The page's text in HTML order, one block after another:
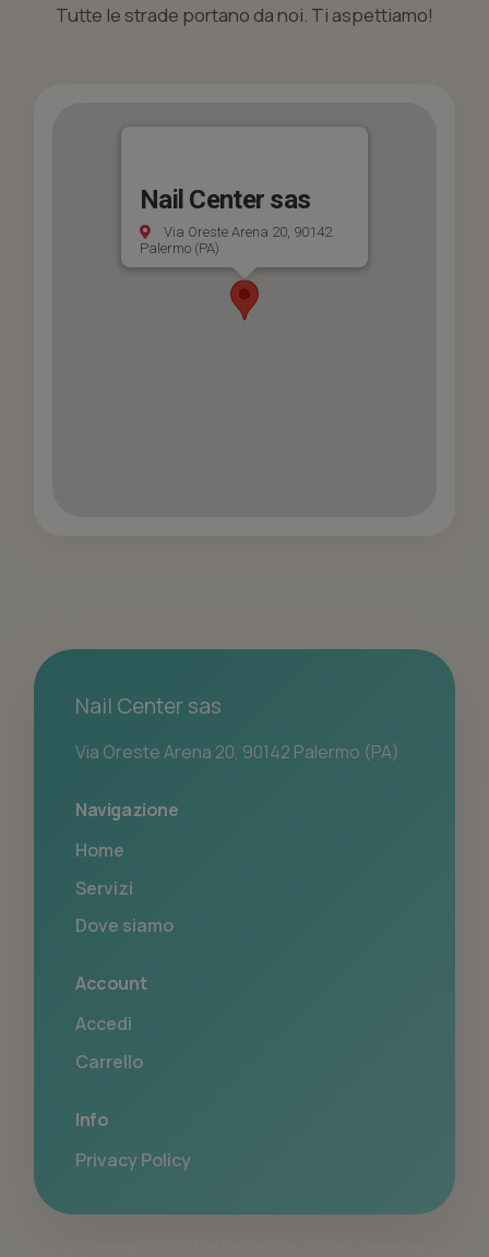
Tutte le strade portano da noi. Ti aspettiamo!
Nail Center sas
Via Oreste Arena 20, 90142
Palermo (PA)
Nail Center sas
Via Oreste Arena 20, 90142 Palermo (PA)
Navigazione
Home
Servizi
Dove siamo
Account
Accedi
Carrello
Info
Privacy Policy